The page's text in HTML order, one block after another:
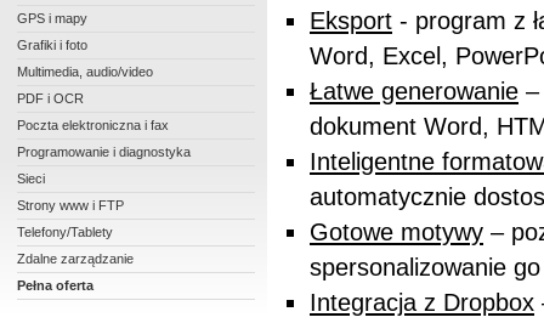
GPS i mapy
Grafiki i foto
Multimedia, audio/video
PDF i OCR
Poczta elektroniczna i fax
Programowanie i diagnostyka
Sieci
Strony www i FTP
Telefony/Tablety
Zdalne zarządzanie
Pełna oferta
Eksport - program z
Word, Excel,
Łatwe generowanie –
dokument Word,
Inteligentne
automatycznie
Gotowe motywy –
spersonalizowanie go
Integracja z Dropbox